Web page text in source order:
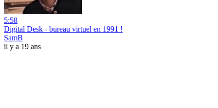
5:58
Digital Desk - bureau virtuel en 1991 !
SamB
il y a 19 ans